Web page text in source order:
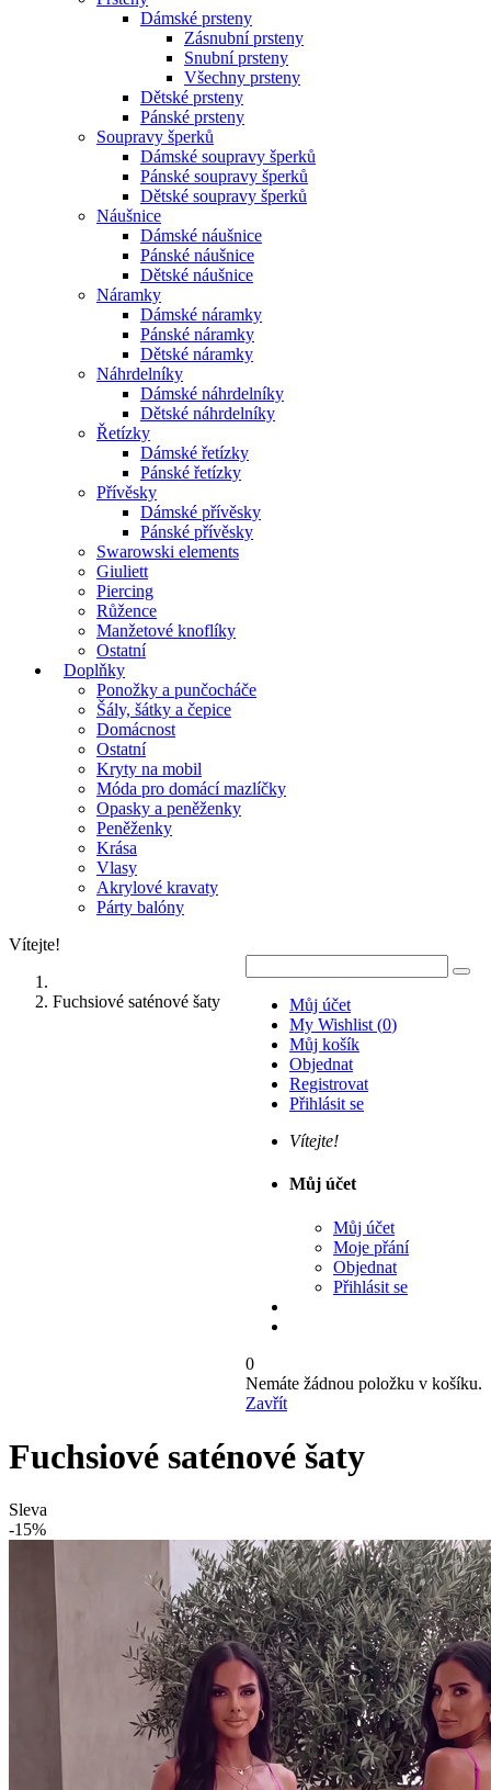
Dámské prsteny
Zásnubní prsteny
Snubní prsteny
Všechny prsteny
Dětské prsteny
Pánské prsteny
Soupravy šperků
Dámské soupravy šperků
Pánské soupravy šperků
Dětské soupravy šperků
Náušnice
Dámské náušnice
Pánské náušnice
Dětské náušnice
Náramky
Dámské náramky
Pánské náramky
Dětské náramky
Náhrdelníky
Dámské náhrdelníky
Dětské náhrdelníky
Řetízky
Dámské řetízky
Pánské řetízky
Přívěsky
Dámské přívěsky
Pánské přívěsky
Swarowski elements
Giuliett
Piercing
Růžence
Manžetové knoflíky
Ostatní
Doplňky
Ponožky a punčocháče
Šály, šátky a čepice
Domácnost
Ostatní
Kryty na mobil
Móda pro domácí mazlíčky
Opasky a peněženky
Peněženky
Krása
Vlasy
Akrylové kravaty
Párty balóny
Vítejte!
Můj účet
My Wishlist (0)
Můj košík
Objednat
Registrovat
Přihlásit se
Vítejte!
Můj účet
Můj účet
Moje přání
Objednat
Přihlásit se
0
Nemáte žádnou položku v košíku.
Zavřít
Fuchsiové saténové šaty
Fuchsiové saténové šaty
Sleva
-15%